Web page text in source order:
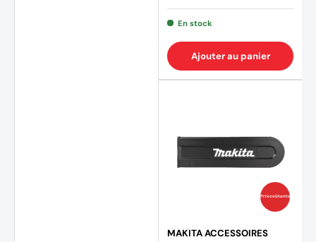
En stock
Ajouter au panier
Prix coûtants
MAKITA ACCESSOIRES